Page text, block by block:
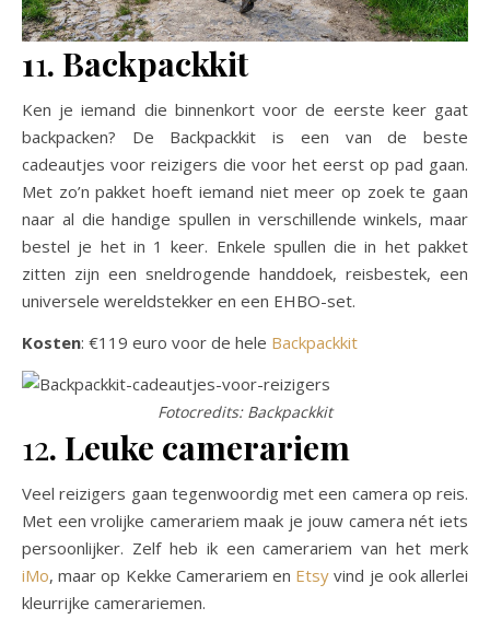
11. Backpackkit
Ken je iemand die binnenkort voor de eerste keer gaat
backpacken? De Backpackkit is een van de beste
cadeautjes voor reizigers die voor het eerst op pad gaan.
Met zo’n pakket hoeft iemand niet meer op zoek te gaan
naar al die handige spullen in verschillende winkels, maar
bestel je het in 1 keer. Enkele spullen die in het pakket
zitten zijn een sneldrogende handdoek, reisbestek, een
universele wereldstekker en een EHBO-set.
Kosten: €119 euro voor de hele Backpackkit
Fotocredits: Backpackkit
12. Leuke camerariem
Veel reizigers gaan tegenwoordig met een camera op reis.
Met een vrolijke camerariem maak je jouw camera nét iets
persoonlijker. Zelf heb ik een camerariem van het merk
iMo, maar op Kekke Camerariem en Etsy vind je ook allerlei
kleurrijke camerariemen.